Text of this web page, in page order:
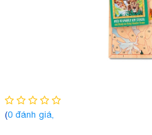
(0 đánh giá,